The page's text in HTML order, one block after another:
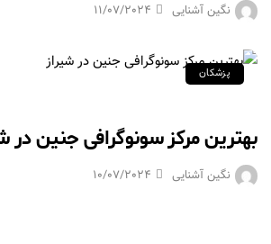
نگین آشنایی 11/07/2024
پزشکان
بهترین مرکز سونوگرافی جنین در
نگین آشنایی 10/07/2024